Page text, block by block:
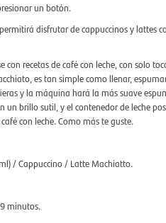
un botón.
disfrutar de cappuccinos y lattes
recetas de café con leche, con solo
es tan simple como llenar,
y la máquina hará la más suave
brillo sutil, y el contenedor de leche
con leche. Como más te guste.
/ Cappuccino / Latte Machiatto.
minutos.